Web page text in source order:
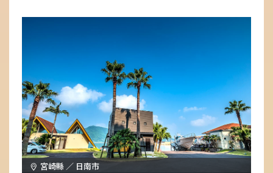
宮崎縣 ／ 日南市